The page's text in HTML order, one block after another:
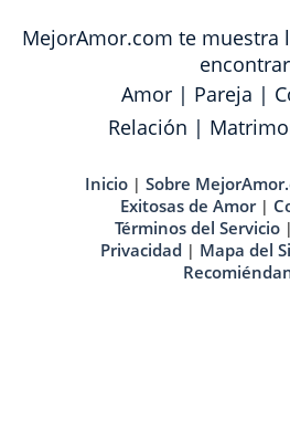
MejorAmor.com te muestra
Amor| Pareja |
Relación |
Inicio | Sobre
Exitosas de Amor|
Términos del Servicio |
Privacidad | Mapa del